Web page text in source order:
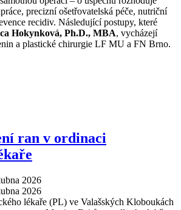
precizní ošetřovatelská péče, nutriční
recidiv. Následující postupy, které
Hokynková, Ph.D., MBA, vycházejí
a plastické chirurgie LF MU a FN Brno.
ran v ordinaci
2026
2026
lékaře (PL) ve Valašských Kloboukách